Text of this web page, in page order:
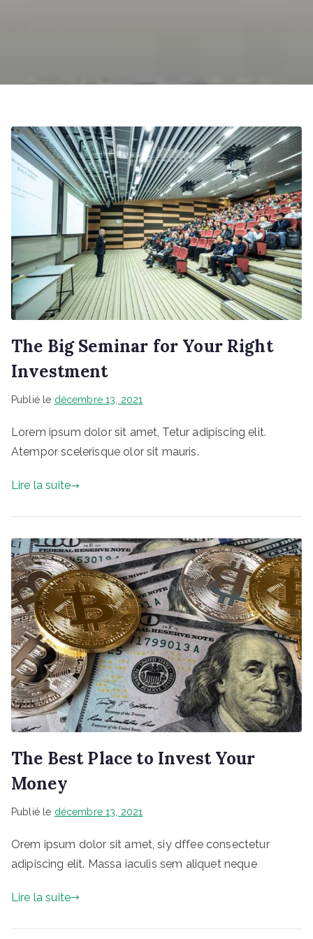
The Big Seminar for Your Right
Investment
Publié le décembre 13, 2021
Lorem ipsum dolor sit amet, Tetur adipiscing elit.
Atempor scelerisque olor sit mauris.
Lire la suite
The Best Place to Invest Your
Money
Publié le décembre 13, 2021
Orem ipsum dolor sit amet, siy dffee consectetur
adipiscing elit. Massa iaculis sem aliquet neque
Lire la suite